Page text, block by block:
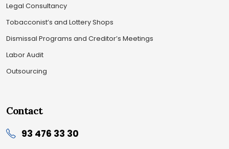
Legal Consultancy
Tobacconist’s and Lottery Shops
Dismissal Programs and Creditor’s Meetings
Labor Audit
Outsourcing
Contact
93 476 33 30